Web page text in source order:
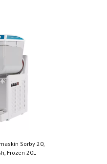
Sorby 20,
Frozen 20L